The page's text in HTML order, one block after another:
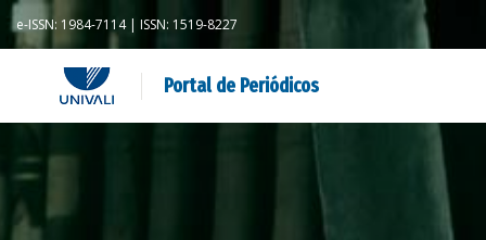
e-ISSN: 1984-7114 | ISSN: 1519-8227
Portal de Periódicos